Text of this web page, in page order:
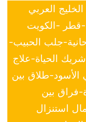
العربي
-قطر -الكويت
جلب الحبيب-
الحياة-علاج
طلاق بين
فراق بين
استنزال